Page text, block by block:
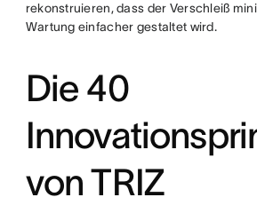
rekonstruieren, dass der Verschleiß
Wartung einfacher gestaltet wird.
Die 40
von TRIZ